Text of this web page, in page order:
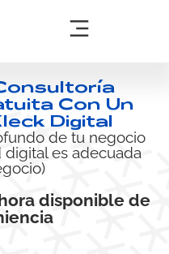
Con Un
Digital
de tu negocio
es adecuada
disponible de